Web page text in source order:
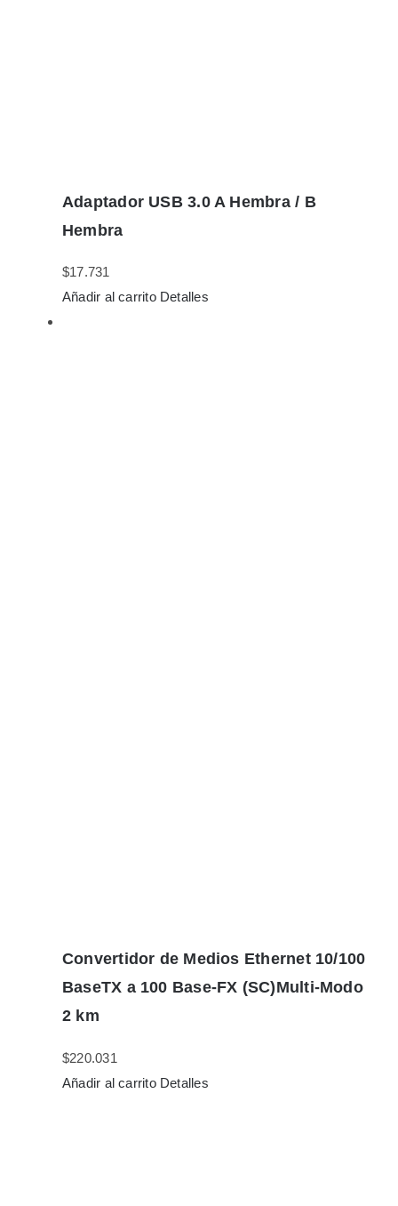
Adaptador USB 3.0 A Hembra / B
Hembra
$17.731
Añadir al carrito Detalles
Convertidor de Medios Ethernet 10/100
BaseTX a 100 Base-FX (SC)Multi-Modo
2 km
$220.031
Añadir al carrito Detalles